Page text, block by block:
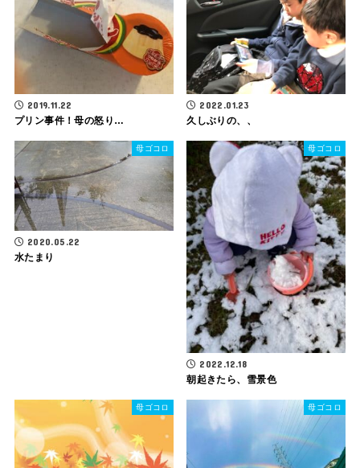
2019.11.22
プリン事件！母の怒り…
2022.01.23
久しぶりの、、
母ゴコロ
2020.05.22
水たまり
母ゴコロ
2022.12.18
朝起きたら、雪景色
母ゴコロ 母ゴコロ